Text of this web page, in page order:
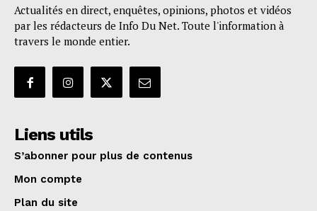
Actualités en direct, enquêtes, opinions, photos et vidéos
par les rédacteurs de Info Du Net. Toute l'information à
travers le monde entier.
Liens utils
S’abonner pour plus de contenus
Mon compte
Plan du site